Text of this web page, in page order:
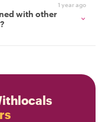
1 year ago
with other